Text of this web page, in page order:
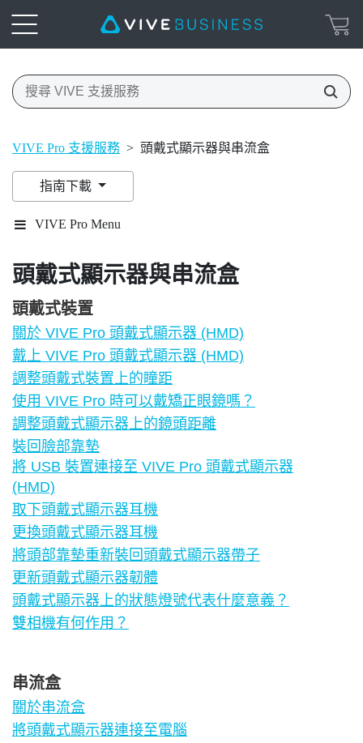
VIVE Pro 支援服務 > 頭戴式顯示器與串流盒
指南下載
VIVE Pro Menu
頭戴式顯示器與串流盒
頭戴式裝置
關於 VIVE Pro 頭戴式顯示器 (HMD)
戴上 VIVE Pro 頭戴式顯示器 (HMD)
調整頭戴式裝置上的瞳距
使用 VIVE Pro 時可以戴矯正眼鏡嗎？
調整頭戴式顯示器上的鏡頭距離
裝回臉部靠墊
將 USB 裝置連接至 VIVE Pro 頭戴式顯示器
(HMD)
取下頭戴式顯示器耳機
更換頭戴式顯示器耳機
將頭部靠墊重新裝回頭戴式顯示器帶子
更新頭戴式顯示器韌體
頭戴式顯示器上的狀態燈號代表什麼意義？
雙相機有何作用？
串流盒
關於串流盒
將頭戴式顯示器連接至電腦